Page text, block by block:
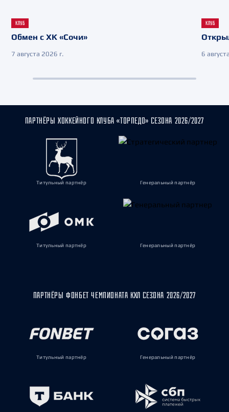
КЛУБ
Обмен с ХК «Сочи»
7 августа 2026 г.
КЛУБ
6
ПАРТНЁРЫ ХОККЕЙНОГО КЛУБА «ТОРПЕДО» СЕЗОНА 2026/2027
Титульный партнёр Генеральный партнёр
Титульный партнёр Генеральный партнёр
ПАРТНЁРЫ ФОНБЕТ ЧЕМПИОНАТА КХЛ СЕЗОНА 2026/2027
Титульный партнёр Генеральный партнёр